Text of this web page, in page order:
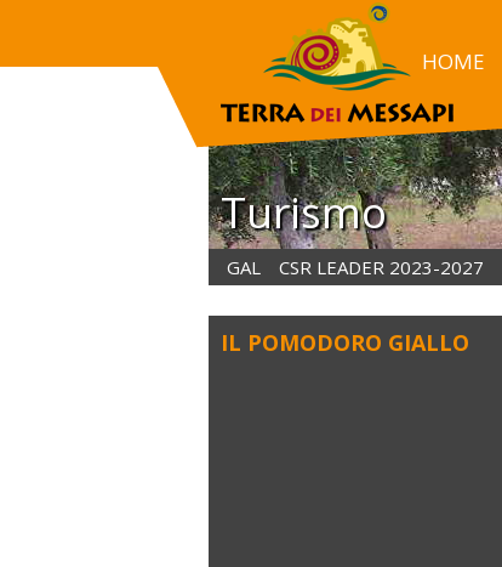
HOME
Turismo
GAL CSR LEADER 2023-2027
IL POMODORO GIALLO